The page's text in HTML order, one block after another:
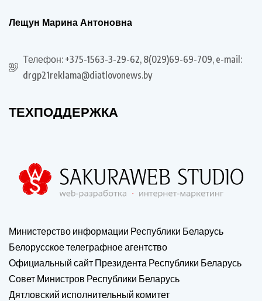
Лещун Марина Антоновна
Телефон: +375-1563-3-29-62, 8(029)69-69-709, e-mail:
drgp21reklama@diatlovonews.by
ТЕХПОДДЕРЖКА
Министерство информации Республики Беларусь
Белорусское телеграфное агентство
Официальный сайт Президента Республики Беларусь
Совет Министров Республики Беларусь
Дятловский исполнительный комитет